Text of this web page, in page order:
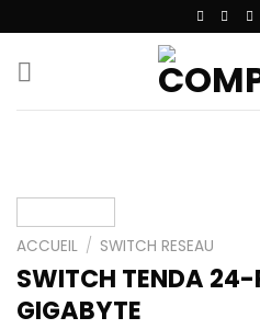
au
contenu
ACCUEIL / SWITCH RESEAU
SWITCH TENDA 24-
GIGABYTE